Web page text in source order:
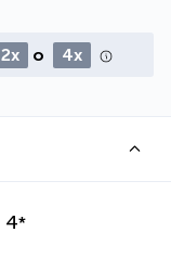
2x o 4x
4*